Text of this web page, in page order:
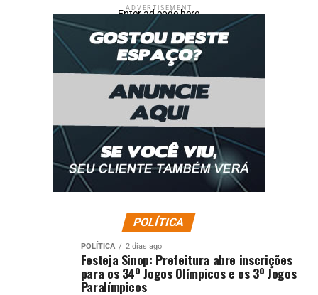
ADVERTISEMENT
Enter ad code here
POLÍTICA
POLÍTICA 2 dias ago
Festeja Sinop: Prefeitura abre inscrições
para os 34º Jogos Olímpicos e os 3º Jogos
Paralímpicos